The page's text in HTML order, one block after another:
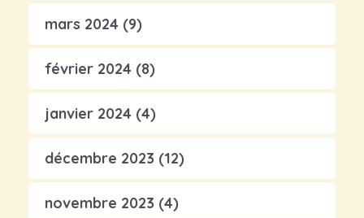
mars 2024 (9)
février 2024 (8)
janvier 2024 (4)
décembre 2023 (12)
novembre 2023 (4)